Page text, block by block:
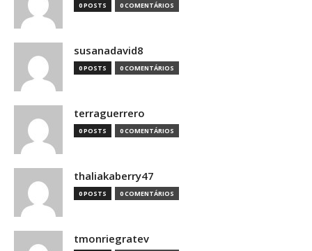
0 POSTS 0 COMENTÁRIOS
susanadavid8
0 POSTS 0 COMENTÁRIOS
terraguerrero
0 POSTS 0 COMENTÁRIOS
thaliakaberry47
0 POSTS 0 COMENTÁRIOS
tmonriegratev